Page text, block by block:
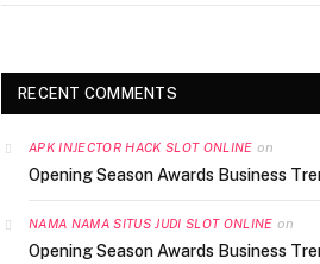
RECENT COMMENTS
APK INJECTOR HACK SLOT ONLINE on
Opening Season Awards Business
NAMA NAMA SITUS JUDI SLOT ONLINE on
Opening Season Awards Business